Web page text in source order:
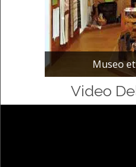
Museo
Video